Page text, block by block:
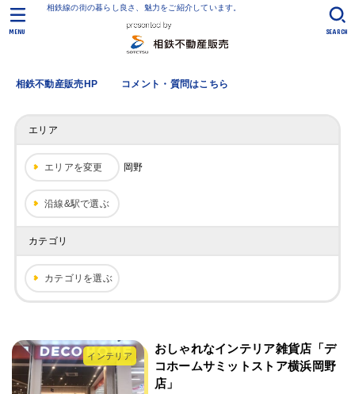
相鉄線の街の暮らし良さ、魅力をご紹介しています。
相鉄不動産販売HP コメント・質問はこちら
SEARCH
MENU
エリア
エリアを変更 岡野
沿線&駅で選ぶ
カテゴリ
カテゴリを選ぶ
インテリア
おしゃれなインテリア雑貨店「デ
コホームサミットストア横浜岡野
店」